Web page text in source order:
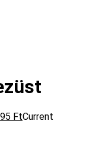
FtCurrent